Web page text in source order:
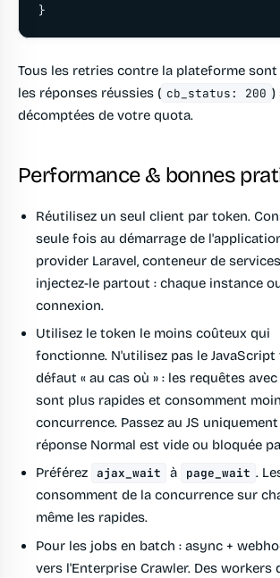
}
Tous les retries contre la plateforme
les réponses réussies ( cb_status: 200 )
décomptées de votre quota.
Performance & bonnes
Réutilisez un seul client par token.
seule fois au démarrage de
provider Laravel, conteneur de
injectez-le partout : chaque instance
connexion.
Utilisez le token le moins coûteux qui
fonctionne. N'utilisez pas le
défaut « au cas où » : les requêtes
sont plus rapides et consomment
concurrence. Passez au JS
réponse Normal est vide ou bloquée
Préférez ajax_wait à page_wait .
consomment de la concurrence sur
même les rapides.
Pour les jobs en batch : async +
vers l'Enterprise Crawler. Des workers